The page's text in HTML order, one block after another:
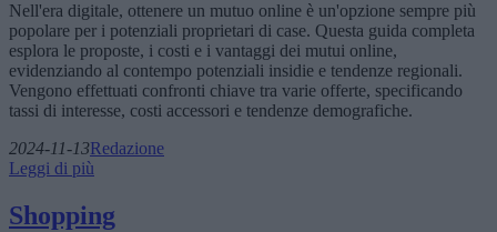
Nell'era digitale, ottenere un mutuo online è un'opzione sempre più
popolare per i potenziali proprietari di case. Questa guida completa
esplora le proposte, i costi e i vantaggi dei mutui online,
evidenziando al contempo potenziali insidie e tendenze regionali.
Vengono effettuati confronti chiave tra varie offerte, specificando
tassi di interesse, costi accessori e tendenze demografiche.
2024-11-13Redazione
Leggi di più
Shopping